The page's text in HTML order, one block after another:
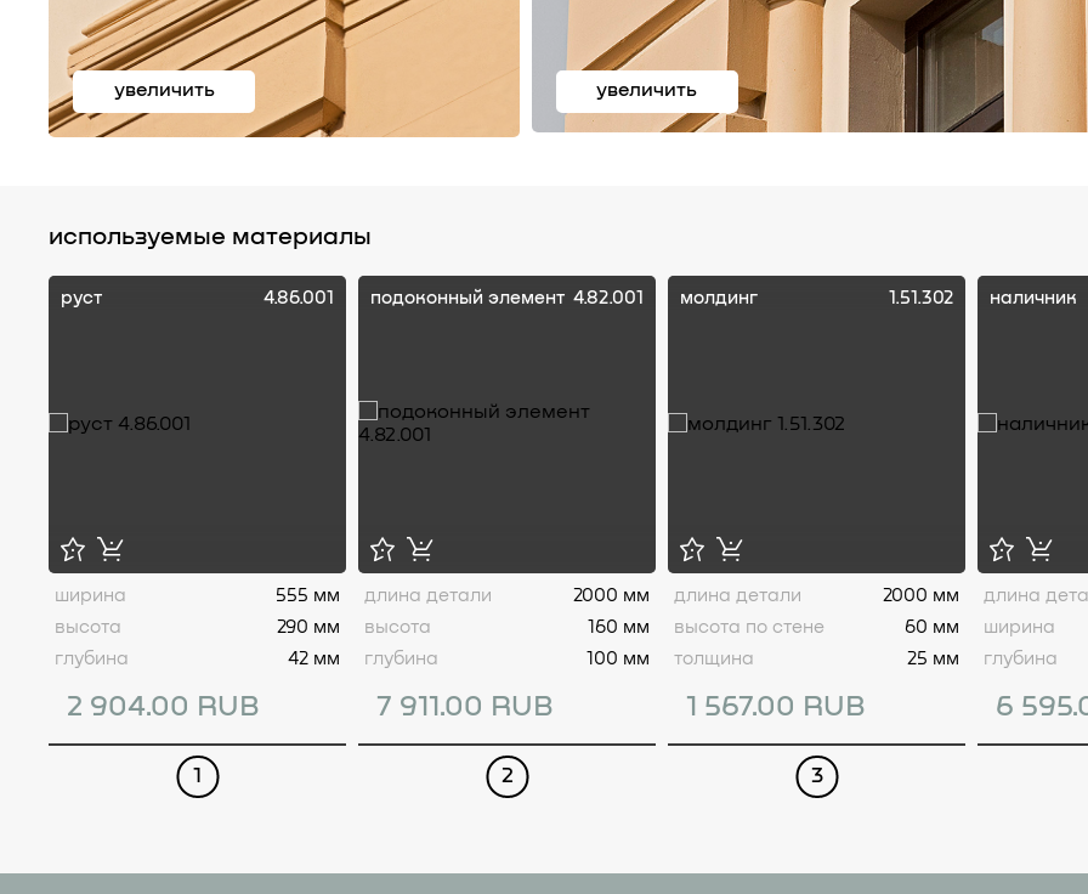
увеличить увеличить
используемые материалы
руст 4.86.001
2 904.00 RUB
ширина
555 мм
высота
290 мм
глубина
42 мм
1
подоконный элемент 4.82.001
7 911.00 RUB
длина детали
2000 мм
высота
160 мм
глубина
100 мм
2
молдинг 1.51.302
1 567.00 RUB
длина детали
2000 мм
высота по стене
60 мм
толщина
25 мм
3
наличник
6
длина
ширина
глубина